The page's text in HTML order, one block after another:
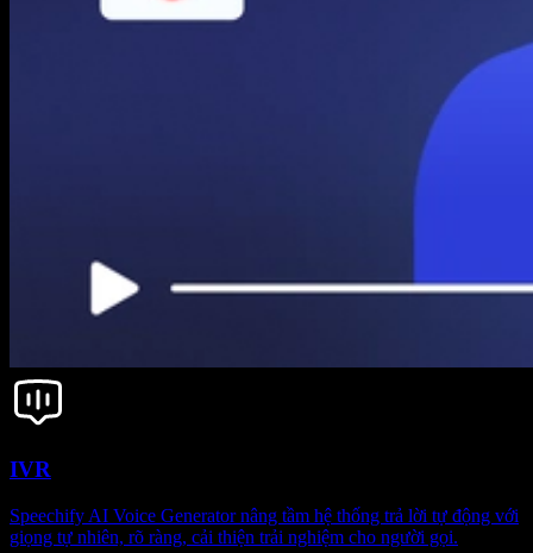
IVR
Speechify AI Voice Generator nâng tầm hệ thống trả lời tự động với
giọng tự nhiên, rõ ràng, cải thiện trải nghiệm cho người gọi.